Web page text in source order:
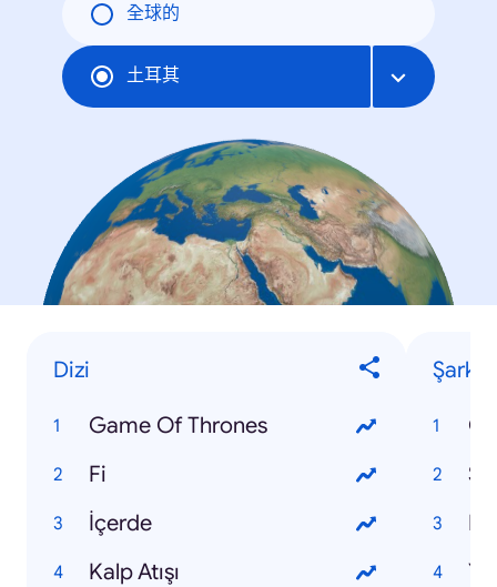
全球的
土耳其
Dizi
Game Of Thrones
Fi
İçerde
Kalp Atışı
Şarkı